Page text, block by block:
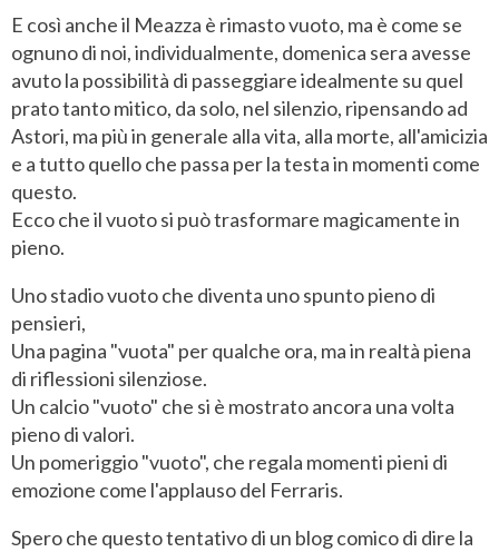
E così anche il Meazza è rimasto vuoto, ma è come se
ognuno di noi, individualmente, domenica sera avesse
avuto la possibilità di passeggiare idealmente su quel
prato tanto mitico, da solo, nel silenzio, ripensando ad
Astori, ma più in generale alla vita, alla morte, all'amicizia
e a tutto quello che passa per la testa in momenti come
questo.
Ecco che il vuoto si può trasformare magicamente in
pieno.
Uno stadio vuoto che diventa uno spunto pieno di
pensieri,
Una pagina "vuota" per qualche ora, ma in realtà piena
di riflessioni silenziose.
Un calcio "vuoto" che si è mostrato ancora una volta
pieno di valori.
Un pomeriggio "vuoto", che regala momenti pieni di
emozione come l'applauso del Ferraris.
Spero che questo tentativo di un blog comico di dire la